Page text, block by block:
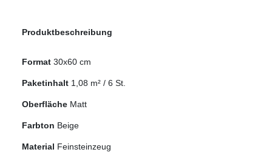
Produktbeschreibung
Format 30x60 cm
Paketinhalt 1,08 m² / 6 St.
Oberfläche Matt
Farbton Beige
Material Feinsteinzeug